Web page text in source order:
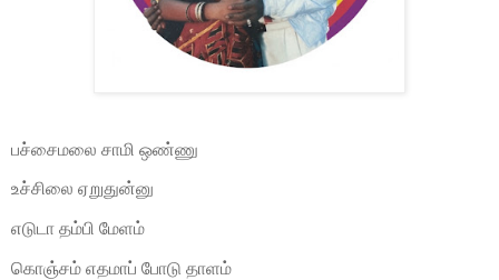
பச்சைமலை சாமி ஒண்ணு
உச்சிலை ஏறுதுன்னு
எடுடா தம்பி மேளம்
கொஞ்சம் எதமாப் போடு தாளம்